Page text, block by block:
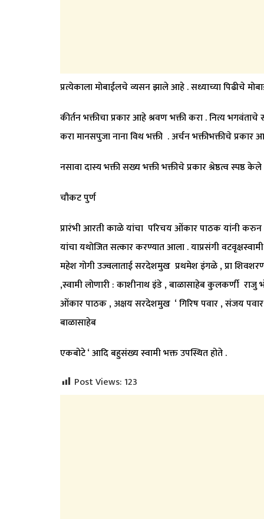
प्रत्येकाला मोबाईलचे व्यसन झाले आहे . सध्याच्या पिढीचे
कीर्तन भक्तीचा प्रकार आहे श्रवण भक्ती करा . नित्य
करा मानसपुजा नाना विथ भक्ती . अर्चन भक्तीभक्तीचे
नसावा दास्य भक्ती सख्य भक्ती भक्तीचे प्रकार श्रेष्ठत्व स्पष्ठ केले
चौकट पुर्ण
प्रारंभी आरती काळे यांचा परिचय ओंकार पाठक यांनी करुन
यांचा यथोजित सत्कार करण्यात आला . याप्रसंगी
महेश गोगी उज्वलाताई सरदेशमुख प्रथमेश इंगळे , प्रा
,स्वामी लोणारी : काशीनाथ इंडे , बाळासाहेब कुलकर्णी
ओंकार पाठक , अक्षय सरदेशमुख ‘ गिरिष पवार , संजय पवार
बाळासाहेब
एकबोटे ‘ आदि बहुसंख्य स्वामी भक्त उपस्थित होते .
Post Views: 123